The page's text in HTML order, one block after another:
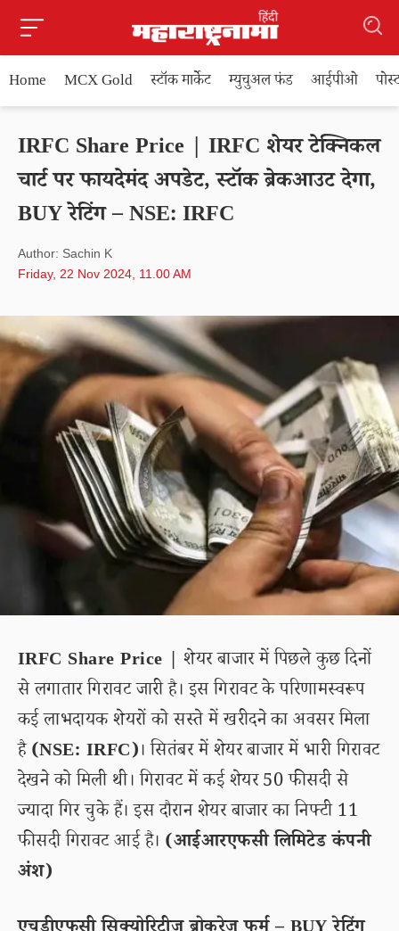
Home MCX Gold स्टॉक मार्केट म्युचुअल फंड आईपीओ
IRFC Share Price | IRFC शेयर टेक्निकल
चार्ट पर फायदेमंद अपडेट, स्टॉक ब्रेकआउट देगा,
BUY रेटिंग – NSE: IRFC
Author: Sachin K
Friday, 22 Nov 2024, 11.00 AM
IRFC Share Price | शेयर बाजार में पिछले कुछ दिनों
से लगातार गिरावट जारी है। इस गिरावट के परिणामस्वरूप
कई लाभदायक शेयरों को सस्ते में खरीदने का अवसर मिला
है(NSE: IRFC)। सितंबर में शेयर बाजार में भारी गिरावट
देखने को मिली थी। गिरावट में कई शेयर 50 फीसदी से
ज्यादा गिर चुके हैं। इस दौरान शेयर बाजार का निफ्टी 11
फीसदी गिरावट आई है। (आईआरएफसी लिमिटेड कंपनी
अंश)